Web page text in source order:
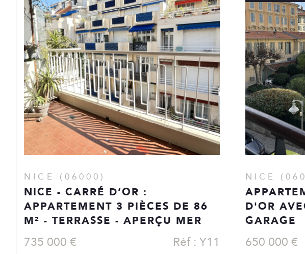
NICE (06000)
NICE // CARAVADOSSI -
APPARTEMENT 3/4 PIÈCES FORT
POTENTIEL - 83 M2
435 000 € Réf : CVI
CANNES
259 000 €
2 Pièce(s)